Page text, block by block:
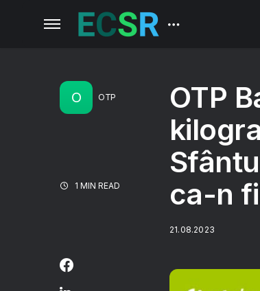
O OTP
1 MIN READ
OTP
ca-n
21.08.2023